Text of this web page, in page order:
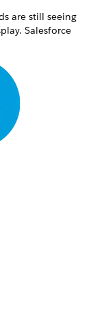
are still seeing
Salesforce
issue and
Catalog
content, please
か?